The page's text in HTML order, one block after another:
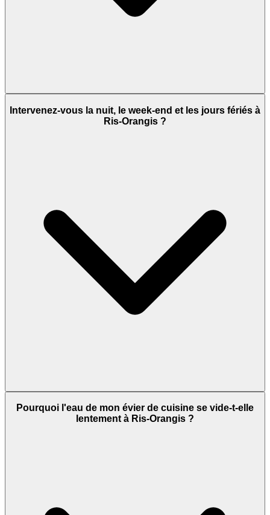
Intervenez-vous la nuit, le week-end et les jours fériés à
Ris-Orangis ?
Pourquoi l'eau de mon évier de cuisine se vide-t-elle
lentement à Ris-Orangis ?